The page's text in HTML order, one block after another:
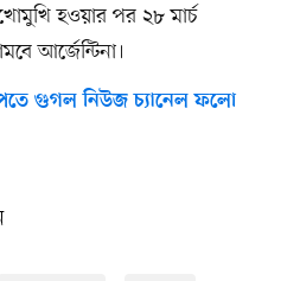
হওয়ার পর ২৮ মার্চ
আর্জেন্টিনা।
গুগল নিউজ চ্যানেল ফলো